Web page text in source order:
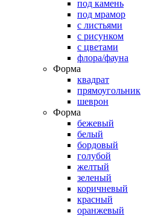
под камень
под мрамор
с листьями
с рисунком
с цветами
флора/фауна
Форма
квадрат
прямоугольник
шеврон
Форма
бежевый
белый
бордовый
голубой
желтый
зеленый
коричневый
красный
оранжевый